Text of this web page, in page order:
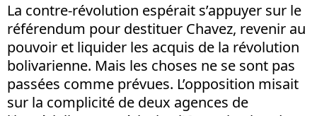
La contre-révolution espérait s’appuyer sur le
référendum pour destituer Chavez, revenir au
pouvoir et liquider les acquis de la révolution
bolivarienne. Mais les choses ne se sont pas
passées comme prévues. L’opposition misait
sur la complicité de deux agences de